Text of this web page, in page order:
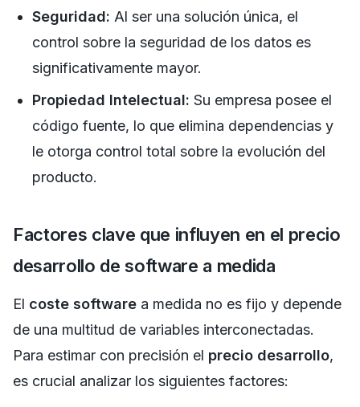
Seguridad: Al ser una solución única, el
control sobre la seguridad de los datos es
significativamente mayor.
Propiedad Intelectual: Su empresa posee el
código fuente, lo que elimina dependencias y
le otorga control total sobre la evolución del
producto.
Factores clave que influyen en el precio
desarrollo de software a medida
El coste software a medida no es fijo y depende
de una multitud de variables interconectadas.
Para estimar con precisión el precio desarrollo,
es crucial analizar los siguientes factores: